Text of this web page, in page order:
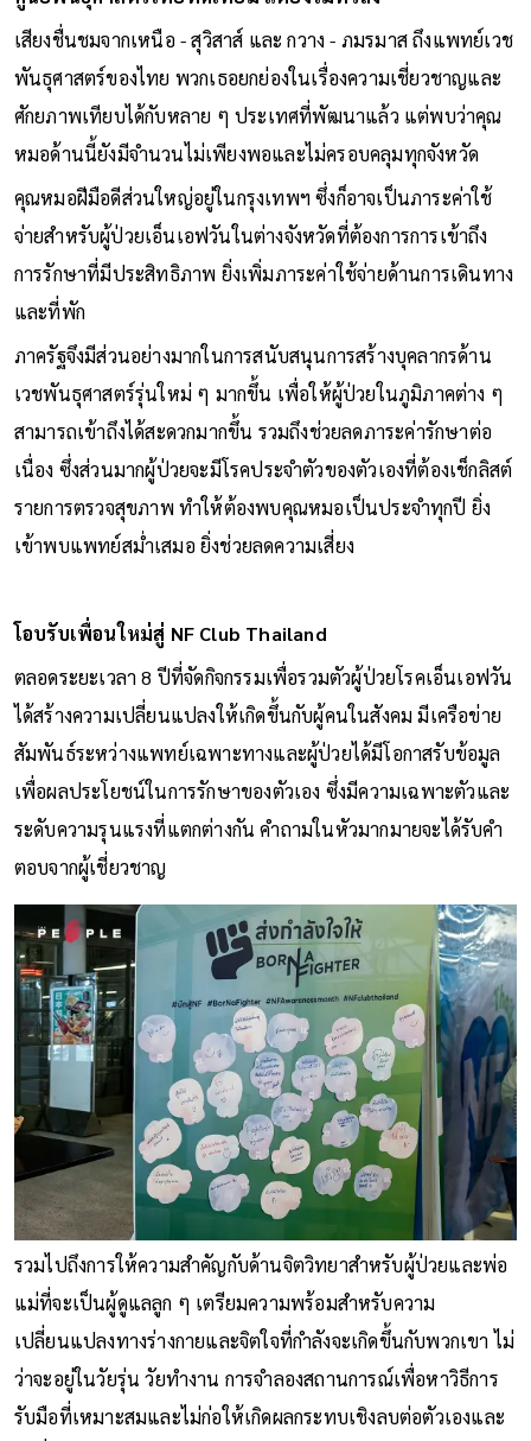
เสียงชื่นชมจากเหนือ - สุวิสาส์ และ กวาง - ภมรมาส ถึงแพทย์เวช
พันธุศาสตร์ของไทย พวกเธอยกย่องในเรื่องความเชี่ยวชาญและ
ศักยภาพเทียบได้กับหลาย ๆ ประเทศที่พัฒนาแล้ว แต่พบว่าคุณ
หมอด้านนี้ยังมีจำนวนไม่เพียงพอและไม่ครอบคลุมทุกจังหวัด
คุณหมอฝีมือดีส่วนใหญ่อยู่ในกรุงเทพฯ ซึ่งก็อาจเป็นภาระค่าใช้
จ่ายสำหรับผู้ป่วยเอ็นเอฟวันในต่างจังหวัดที่ต้องการการเข้าถึง
การรักษาที่มีประสิทธิภาพ ยิ่งเพิ่มภาระค่าใช้จ่ายด้านการเดินทาง
และที่พัก
ภาครัฐจึงมีส่วนอย่างมากในการสนับสนุนการสร้างบุคลากรด้าน
เวชพันธุศาสตร์รุ่นใหม่ ๆ มากขึ้น เพื่อให้ผู้ป่วยในภูมิภาคต่าง ๆ
สามารถเข้าถึงได้สะดวกมากขึ้น รวมถึงช่วยลดภาระค่ารักษาต่อ
เนื่อง ซึ่งส่วนมากผู้ป่วยจะมีโรคประจำตัวของตัวเองที่ต้องเช็กลิสต์
รายการตรวจสุขภาพ ทำให้ต้องพบคุณหมอเป็นประจำทุกปี ยิ่ง
เข้าพบแพทย์สม่ำเสมอ ยิ่งช่วยลดความเสี่ยง
โอบรับเพื่อนใหม่สู่ NF Club Thailand
ตลอดระยะเวลา 8 ปีที่จัดกิจกรรมเพื่อรวมตัวผู้ป่วยโรคเอ็นเอฟวัน
ได้สร้างความเปลี่ยนแปลงให้เกิดขึ้นกับผู้คนในสังคม มีเครือข่าย
สัมพันธ์ระหว่างแพทย์เฉพาะทางและผู้ป่วยได้มีโอกาสรับข้อมูล
เพื่อผลประโยชน์ในการรักษาของตัวเอง ซึ่งมีความเฉพาะตัวและ
ระดับความรุนแรงที่แตกต่างกัน คำถามในหัวมากมายจะได้รับคำ
ตอบจากผู้เชี่ยวชาญ
รวมไปถึงการให้ความสำคัญกับด้านจิตวิทยาสำหรับผู้ป่วยและพ่อ
แม่ที่จะเป็นผู้ดูแลลูก ๆ เตรียมความพร้อมสำหรับความ
เปลี่ยนแปลงทางร่างกายและจิตใจที่กำลังจะเกิดขึ้นกับพวกเขา ไม่
ว่าจะอยู่ในวัยรุ่น วัยทำงาน การจำลองสถานการณ์เพื่อหาวิธีการ
รับมือที่เหมาะสมและไม่ก่อให้เกิดผลกระทบเชิงลบต่อตัวเองและ